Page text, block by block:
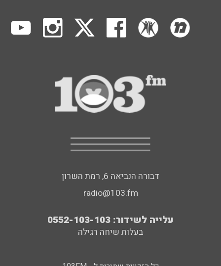
דבורה הנביאה 6, רמת השרון
radio@103.fm
עלייה לשידור: 0552-103-103
בעלות שיחה רגילה